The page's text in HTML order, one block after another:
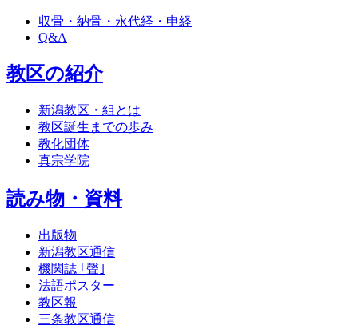
収骨・納骨・永代経・申経
Q&A
教区の紹介
新潟教区・組とは
教区誕生までの歩み
教化団体
真宗学院
読み物・資料
出版物
新潟教区通信
機関誌 ｢聲｣
法語ポスター
教区報
三条教区通信